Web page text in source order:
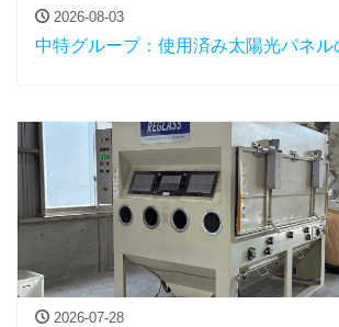
2026-08-03
中特グループ：使用済み太陽光パネル
2026-07-28